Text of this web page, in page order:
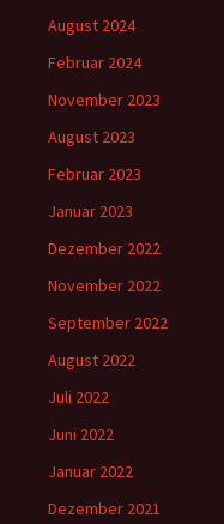
August 2024
Februar 2024
November 2023
August 2023
Februar 2023
Januar 2023
Dezember 2022
November 2022
September 2022
August 2022
Juli 2022
Juni 2022
Januar 2022
Dezember 2021